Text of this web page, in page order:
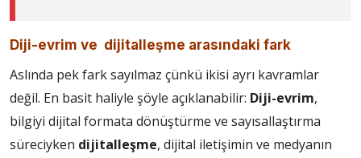
Diji-evrim ve dijitalleşme arasındaki fark
Aslında pek fark sayılmaz çünkü ikisi ayrı kavramlar
değil. En basit haliyle şöyle açıklanabilir: Diji-evrim,
bilgiyi dijital formata dönüştürme ve sayısallaştırma
süreciyken dijitalleşme, dijital iletişimin ve medyanın